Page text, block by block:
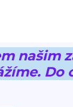
našim
Do